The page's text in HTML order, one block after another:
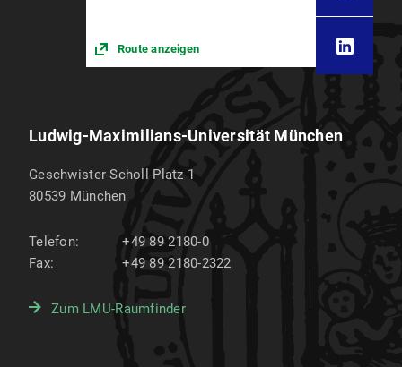
Route anzeigen
Ludwig-Maximilians-Universität München
Geschwister-Scholl-Platz 1
80539 München
Telefon:
+49 89 2180-0
Fax:
+49 89 2180-2322
Zum LMU-Raumfinder